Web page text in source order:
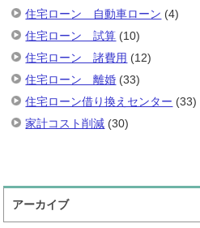
住宅ローン 自動車ローン (4)
住宅ローン 試算 (10)
住宅ローン 諸費用 (12)
住宅ローン 離婚 (33)
住宅ローン借り換えセンター (33)
家計コスト削減 (30)
アーカイブ